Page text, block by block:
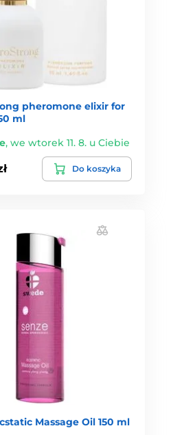
pheromone elixir for
ml
,we wtorek 11. 8. u Ciebie
Do koszyka
Massage Oil 150 ml